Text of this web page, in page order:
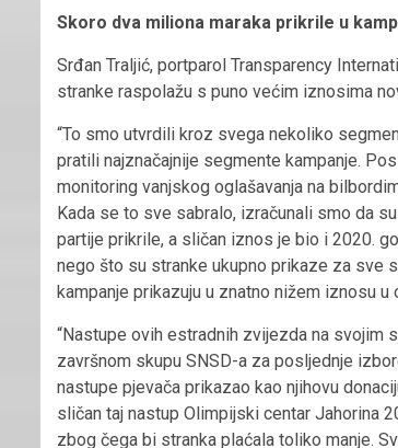
Skoro dva miliona maraka prikrile u
Srđan Traljić, portparol Transparency
stranke raspolažu s puno većim iznosima
“To smo utvrdili kroz svega nekoliko
pratili najznačajnije segmente kampanje.
monitoring vanjskog oglašavanja na
Kada se to sve sabralo, izračunali smo da
partije prikrile, a sličan iznos je bio i 2020.
nego što su stranke ukupno prikaze za sve
kampanje prikazuju u znatno nižem iznosu
“Nastupe ovih estradnih zvijezda na svojim
završnom skupu SNSD-a za posljednje
nastupe pjevača prikazao kao njihovu
sličan taj nastup Olimpijski centar Jahorina
zbog čega bi stranka plaćala toliko manje.